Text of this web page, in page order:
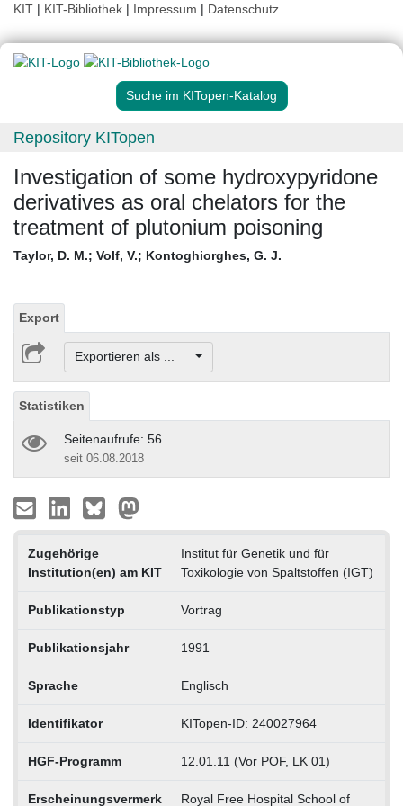
KIT | KIT-Bibliothek | Impressum | Datenschutz
Suche im KITopen-Katalog
Repository KITopen
Investigation of some hydroxypyridone
derivatives as oral chelators for the
treatment of plutonium poisoning
Taylor, D. M.; Volf, V.; Kontoghiorghes, G. J.
Export
Exportieren als ...
Statistiken
Seitenaufrufe: 56
seit 06.08.2018
Zugehörige
Institution(en) am KIT
Institut für Genetik und für
Toxikologie von Spaltstoffen (IGT)
Publikationstyp Vortrag
Publikationsjahr 1991
Sprache Englisch
Identifikator KITopen-ID: 240027964
HGF-Programm 12.01.11 (Vor POF, LK 01)
Erscheinungsvermerk Royal Free Hospital School of